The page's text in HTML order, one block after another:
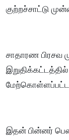
குற்றச்சாட்டு
சாதாரண பிரசவ
இதன் பின்னர் பெண்